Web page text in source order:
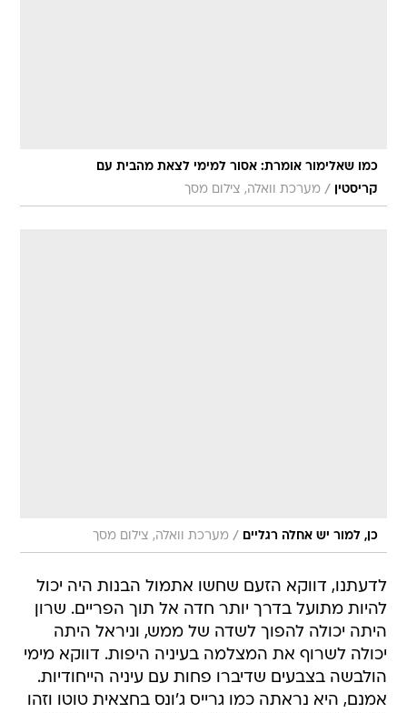
כמו שאלימור אומרת: אסור למימי לצאת מהבית עם
קריסטין
/ מערכת וואלה, צילום מסך
כן, למור יש אחלה רגליים / מערכת וואלה, צילום מסך
לדעתנו, דווקא הזעם שחשו אתמול הבנות היה יכול
להיות מתועל בדרך יותר חדה אל תוך הפריים. שרון
היתה יכולה להפוך לשדה של ממש, וניראל היתה
יכולה לשרוף את המצלמה בעיניה היפות. דווקא מימי
הולבשה בצבעים שדיברו פחות עם עיניה הייחודיות.
אמנם, היא נראתה כמו גרייס ג'ונס בחצאית טוטו וזהו